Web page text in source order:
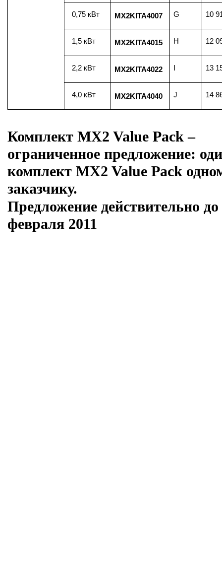
0,75 кВт MX2KITA4007 G 10
1,5 кВт MX2KITA4015 H 12
2,2 кВт MX2KITA4022 13
4,0 кВт MX2KITA4040 J 14
Комплект MX2 Value Pack –
ограниченное предложение:
комплект MX2 Value Pack
заказчику.
Предложение действительно до
февраля 2011